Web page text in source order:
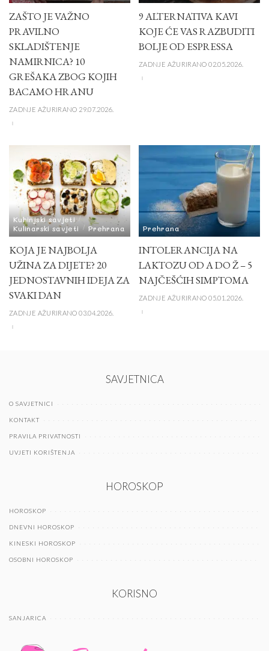
ZAŠTO JE VAŽNO
PRAVILNO
SKLADIŠTENJE
NAMIRNICA? 10
GREŠAKA ZBOG KOJIH
BACAMO HRANU
ZADNJE AŽURIRANO 29.07.2026.
9 ALTERNATIVA KAVI
KOJE ĆE VAS RAZBUDITI
BOLJE OD ESPRESSA
ZADNJE AŽURIRANO 02.05.2026.
Kuhinjski savjeti
Kulinarski savjeti
Prehrana
KOJA JE NAJBOLJA
UŽINA ZA DIJETE? 20
JEDNOSTAVNIH IDEJA ZA
SVAKI DAN
ZADNJE AŽURIRANO 03.04.2026.
Prehrana
INTOLERANCIJA NA
LAKTOZU OD A DO Ž – 5
NAJČEŠĆIH SIMPTOMA
ZADNJE AŽURIRANO 05.01.2026.
SAVJETNICA
O SAVJETNICI
KONTAKT
PRAVILA PRIVATNOSTI
UVJETI KORIŠTENJA
HOROSKOP
HOROSKOP
DNEVNI HOROSKOP
KINESKI HOROSKOP
OSOBNI HOROSKOP
KORISNO
SANJARICA